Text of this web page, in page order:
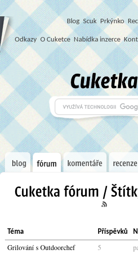
Blog Scuk Prkýnko
Odkazy O Cuketce Nabídka inzerce
Téma Příspěvků
Grilování s Outdoorchef 5